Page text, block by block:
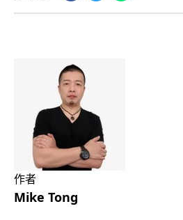
作者
Mike Tong